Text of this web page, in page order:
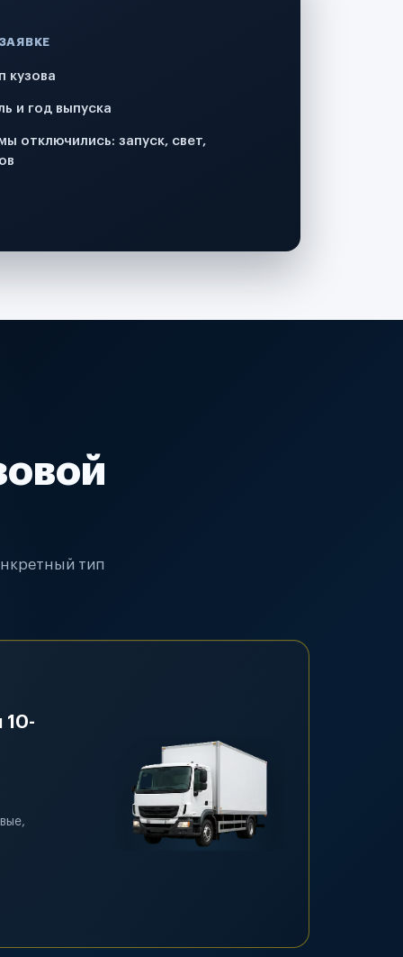
кузова
и год выпуска
отключились: запуск, свет,
тип
10-